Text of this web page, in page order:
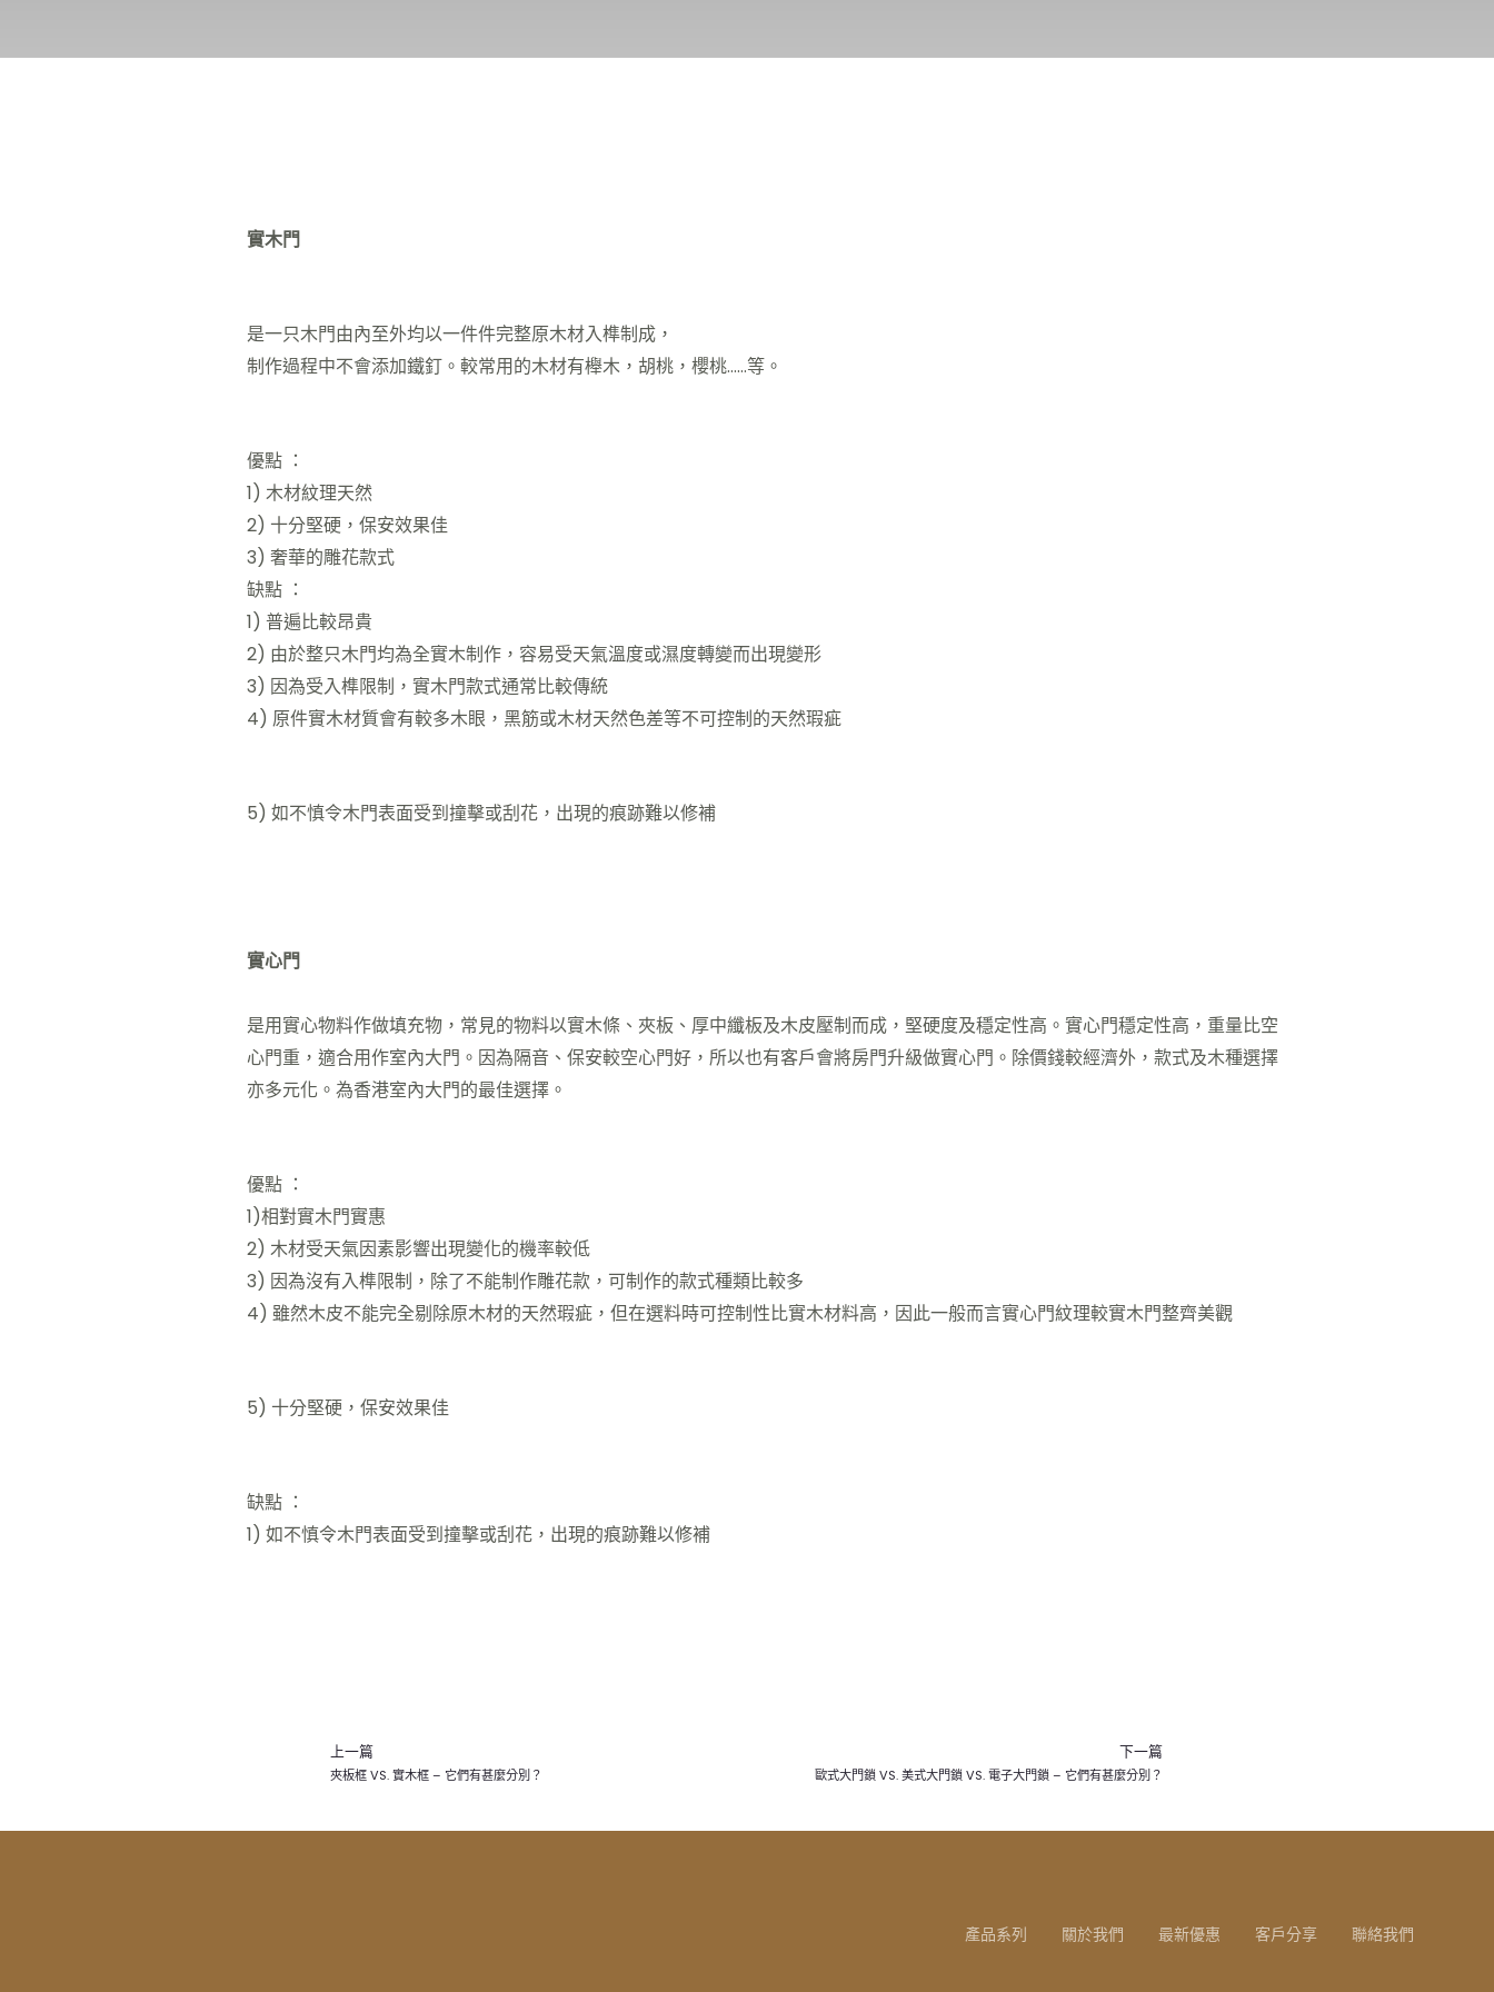
實木門
是一只木門由內至外均以一件件完整原木材入榫制成，
制作過程中不會添加鐵釘。較常用的木材有櫸木，胡桃，櫻桃……等。
優點 ：
1) 木材紋理天然
2) 十分堅硬，保安效果佳
3) 奢華的雕花款式
缺點 ：
1) 普遍比較昂貴
2) 由於整只木門均為全實木制作，容易受天氣溫度或濕度轉變而出現變形
3) 因為受入榫限制，實木門款式通常比較傳統
4) 原件實木材質會有較多木眼，黑筋或木材天然色差等不可控制的天然瑕疵
5) 如不慎令木門表面受到撞擊或刮花，出現的痕跡難以修補
實心門
是用實心物料作做填充物，常見的物料以實木條、夾板、厚中纖板及木皮壓制而成，堅硬度及穩定性高。實心門穩定性高，重量比空
心門重，適合用作室內大門。因為隔音、保安較空心門好，所以也有客戶會將房門升級做實心門。除價錢較經濟外，款式及木種選擇
亦多元化。為香港室內大門的最佳選擇。
優點 ：
1)相對實木門實惠
2) 木材受天氣因素影響出現變化的機率較低
3) 因為沒有入榫限制，除了不能制作雕花款，可制作的款式種類比較多
4) 雖然木皮不能完全剔除原木材的天然瑕疵，但在選料時可控制性比實木材料高，因此一般而言實心門紋理較實木門整齊美觀
5) 十分堅硬，保安效果佳
缺點 ：
1) 如不慎令木門表面受到撞擊或刮花，出現的痕跡難以修補
上一篇
夾板框 VS. 實木框 – 它們有甚麼分別？
下一篇
歐式大門鎖 VS. 美式大門鎖 VS. 電子大門鎖 – 它們有甚麼分別？
產品系列 關於我們 最新優惠 客戶分享 聯絡我們